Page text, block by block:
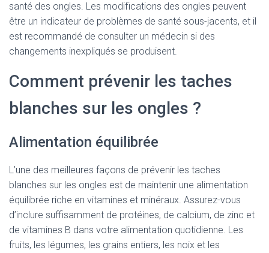
santé des ongles. Les modifications des ongles peuvent
être un indicateur de problèmes de santé sous-jacents, et il
est recommandé de consulter un médecin si des
changements inexpliqués se produisent.
Comment prévenir les taches
blanches sur les ongles ?
Alimentation équilibrée
L’une des meilleures façons de prévenir les taches
blanches sur les ongles est de maintenir une alimentation
équilibrée riche en vitamines et minéraux. Assurez-vous
d’inclure suffisamment de protéines, de calcium, de zinc et
de vitamines B dans votre alimentation quotidienne. Les
fruits, les légumes, les grains entiers, les noix et les